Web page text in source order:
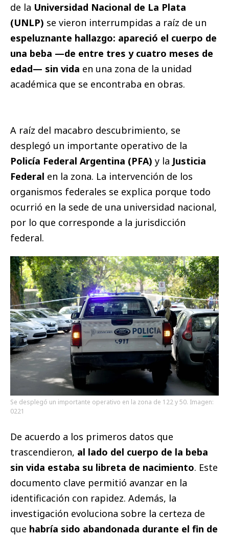
de la Universidad Nacional de La Plata
(UNLP) se vieron interrumpidas a raíz de un
espeluznante hallazgo: apareció el cuerpo de
una beba —de entre tres y cuatro meses de
edad— sin vida en una zona de la unidad
académica que se encontraba en obras.
A raíz del macabro descubrimiento, se
desplegó un importante operativo de la
Policía Federal Argentina (PFA) y la Justicia
Federal en la zona. La intervención de los
organismos federales se explica porque todo
ocurrió en la sede de una universidad nacional,
por lo que corresponde a la jurisdicción
federal.
Se desplegó un importante operativo en la zona de 122 y 50. Imagen:
0221
De acuerdo a los primeros datos que
trascendieron, al lado del cuerpo de la beba
sin vida estaba su libreta de nacimiento. Este
documento clave permitió avanzar en la
identificación con rapidez. Además, la
investigación evoluciona sobre la certeza de
que habría sido abandonada durante el fin de